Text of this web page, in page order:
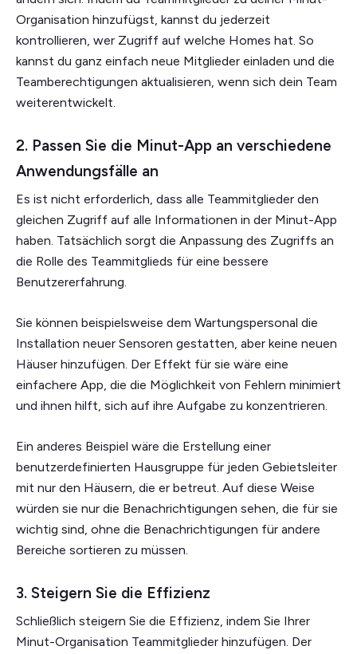
Organisation hinzufügst, kannst du jederzeit
kontrollieren, wer Zugriff auf welche Homes hat. So
kannst du ganz einfach neue Mitglieder einladen und die
Teamberechtigungen aktualisieren, wenn sich dein Team
weiterentwickelt.
2. Passen Sie die Minut-App an verschiedene
Anwendungsfälle an
Es ist nicht erforderlich, dass alle Teammitglieder den
gleichen Zugriff auf alle Informationen in der Minut-App
haben. Tatsächlich sorgt die Anpassung des Zugriffs an
die Rolle des Teammitglieds für eine bessere
Benutzererfahrung.
Sie können beispielsweise dem Wartungspersonal die
Installation neuer Sensoren gestatten, aber keine neuen
Häuser hinzufügen. Der Effekt für sie wäre eine
einfachere App, die die Möglichkeit von Fehlern minimiert
und ihnen hilft, sich auf ihre Aufgabe zu konzentrieren.
Ein anderes Beispiel wäre die Erstellung einer
benutzerdefinierten Hausgruppe für jeden Gebietsleiter
mit nur den Häusern, die er betreut. Auf diese Weise
würden sie nur die Benachrichtigungen sehen, die für sie
wichtig sind, ohne die Benachrichtigungen für andere
Bereiche sortieren zu müssen.
3. Steigern Sie die Effizienz
Schließlich steigern Sie die Effizienz, indem Sie Ihrer
Minut-Organisation Teammitglieder hinzufügen. Der